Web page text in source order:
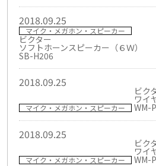
2018.09.25
マイク・メガホン・スピーカー
ビクター
ソフトホーンスピーカー（６Ｗ）
SB-H206
2018.09.25
マイク・メガホン・スピーカー
ビク
ワイ
WM-
2018.09.25
マイク・メガホン・スピーカー
ビク
ワイ
WM-